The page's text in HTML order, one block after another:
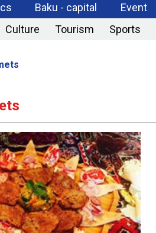
Baku - capital Event
Culture Tourism Sports